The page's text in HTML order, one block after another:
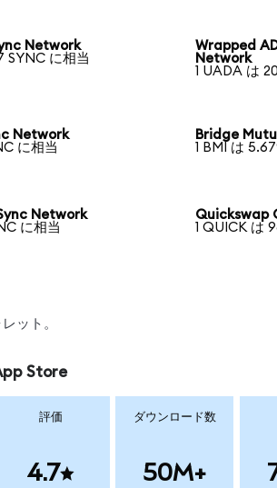
Network
SYNC に相当
Wrapped
Network
1 UADA は
Network
に相当
Bridge
1 BMI は
Network
に相当
Quickswap
1 QUICK は
ット。
Store
評価
4.7
ダウンロード数
50M+